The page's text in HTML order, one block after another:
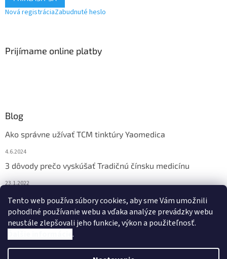
Tento web používa súbory cookies, aby sme Vám umožnili
pohodlné používanie webu a vďaka analýze prevádzky webu
neustále zlepšovali jeho funkcie, výkon a použiteľnosť.
.
Nová registráciaZabudnuté heslo
Prijímame online platby
Blog
Ako správne užívať TCM tinktúry Yaomedica
4.6.2024
3 dôvody prečo vyskúšať Tradičnú čínsku medicínu
23.1.2022
Nadmerne vám vypadávajú vlasy? Pomôže vám čínska
medicína
13.11.2021